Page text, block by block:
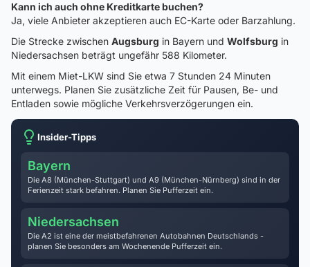
Kann ich auch ohne Kreditkarte buchen?
Ja, viele Anbieter akzeptieren auch EC-Karte oder Barzahlung.
Die Strecke zwischen Augsburg in Bayern und Wolfsburg in
Niedersachsen beträgt ungefähr 588 Kilometer.
Mit einem Miet-LKW sind Sie etwa 7 Stunden 24 Minuten
unterwegs. Planen Sie zusätzliche Zeit für Pausen, Be- und
Entladen sowie mögliche Verkehrsverzögerungen ein.
Insider-Tipps
Bayern
Die A8 (München-Stuttgart) und A9 (München-Nürnberg) sind in der
Ferienzeit stark befahren. Planen Sie Pufferzeit ein.
Niedersachsen
Die A2 ist eine der meistbefahrenen Autobahnen Deutschlands -
planen Sie besonders am Wochenende Pufferzeit ein.